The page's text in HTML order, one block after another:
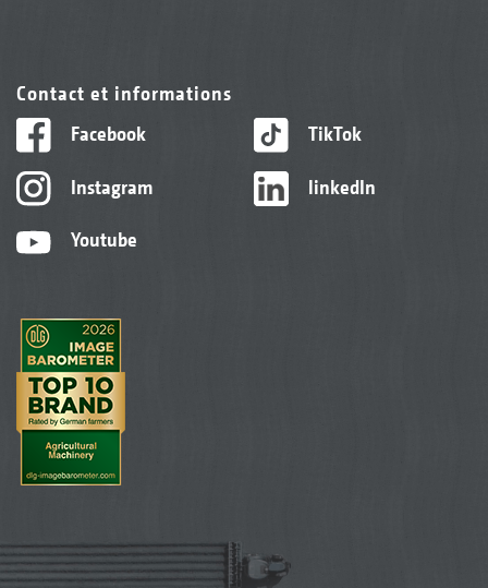
Contact et informations
Facebook
Instagram
Youtube
TikTok
linkedIn